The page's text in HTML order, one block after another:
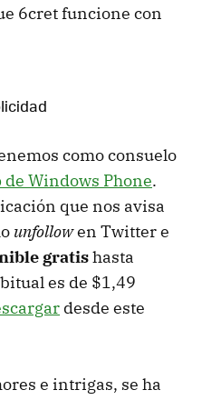
6cret funcione con
como consuelo
Windows Phone.
que nos avisa
unfollowen Twitter e
gratishasta
es de $1,49
desde este
e intrigas, se ha